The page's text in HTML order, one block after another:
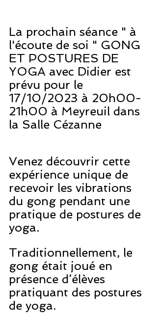
La prochain séance " à
l'écoute de soi " GONG
ET POSTURES DE
YOGA avec Didier est
prévu pour le
17/10/2023 à 20h00-
21h00 à Meyreuil dans
la Salle Cézanne
Venez découvrir cette
expérience unique de
recevoir les vibrations
du gong pendant une
pratique de postures de
yoga.
Traditionnellement, le
gong était joué en
présence d’élèves
pratiquant des postures
de yoga.